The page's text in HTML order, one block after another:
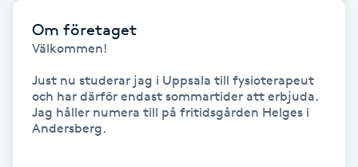
Fransförlängning Volym
Fransk manikyr
Fransrengöring
Om företaget
Välkommen!
Just nu studerar jag i Uppsala till fysioterapeut
och har därför endast sommartider att erbjuda.
Jag håller numera till på fritidsgården Helges i
Andersberg.